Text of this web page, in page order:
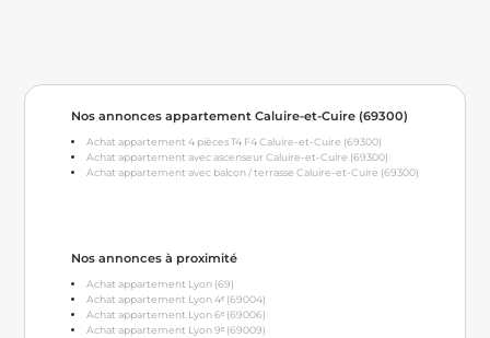
Nos annonces appartement Caluire-et-Cuire (69300)
Achat appartement 4 pièces T4 F4 Caluire-et-Cuire (69300)
Achat appartement avec ascenseur Caluire-et-Cuire (69300)
Achat appartement avec balcon / terrasse Caluire-et-Cuire (69300)
Nos annonces à proximité
Achat appartement Lyon (69)
Achat appartement Lyon 4ᵉ (69004)
Achat appartement Lyon 6ᵉ (69006)
Achat appartement Lyon 9ᵉ (69009)